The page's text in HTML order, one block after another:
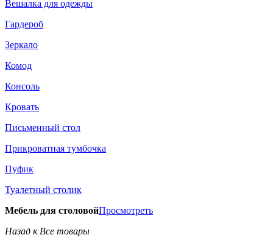
Вешалка для одежды
Гардероб
Зеркало
Комод
Консоль
Кровать
Письменный стол
Прикроватная тумбочка
Пуфик
Туалетный столик
Мебель для столовойПросмотреть
Назад к Все товары